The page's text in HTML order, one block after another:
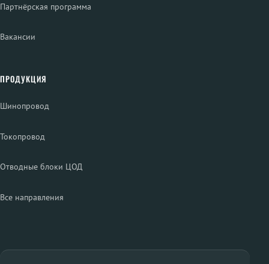
Партнёрская программа
Вакансии
ПРОДУКЦИЯ
Шинопровод
Токопровод
Отводные блоки ЦОД
Все направления